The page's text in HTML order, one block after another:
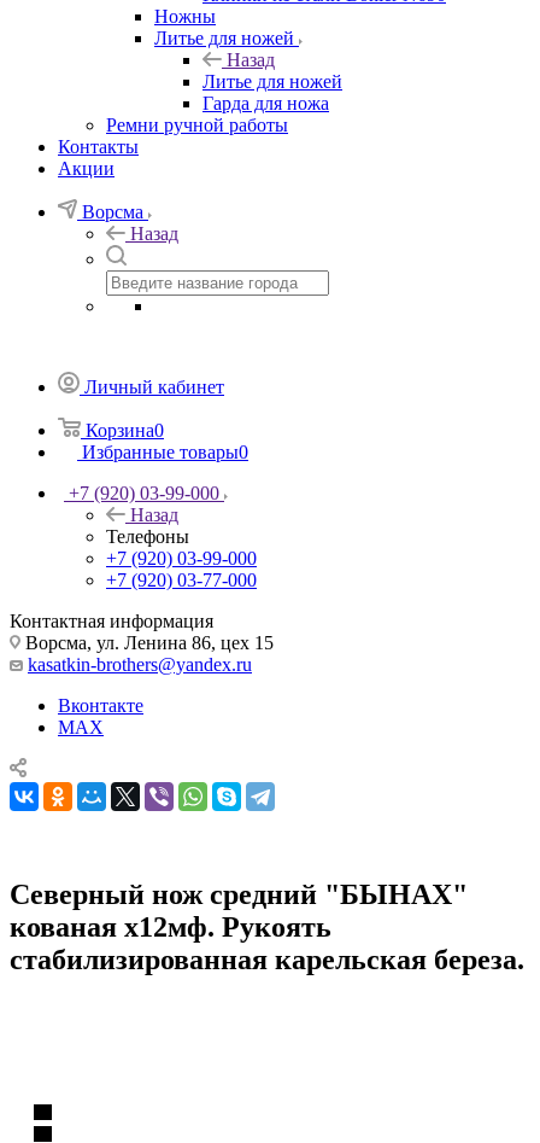
Ножны
Литье для ножей
Назад
Литье для ножей
Гарда для ножа
Ремни ручной работы
Контакты
Акции
Ворсма
Назад
Личный кабинет
Корзина0
Избранные товары0
+7 (920) 03-99-000
Назад
Телефоны
+7 (920) 03-99-000
+7 (920) 03-77-000
Контактная информация
Ворсма, ул. Ленина 86, цех 15
kasatkin-brothers@yandex.ru
Вконтакте
MAX
Северный нож средний "БЫHAХ"
кованая х12мф. Рукоять
стабилизированная карельская береза.